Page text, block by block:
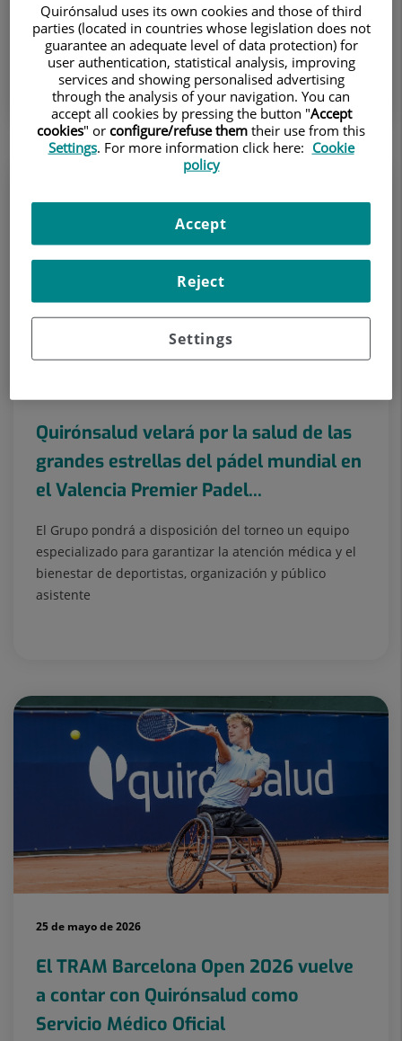
Un reconeixement internacional en cirurgia de
columna
Quirónsalud velará por la salud de las
grandes estrellas del pádel mundial en
el Valencia Premier Padel...
El Grupo pondrá a disposición del torneo un equipo
especializado para garantizar la atención médica y el
bienestar de deportistas, organización y público
asistente
25 de mayo de 2026
El TRAM Barcelona Open 2026 vuelve
a contar con Quirónsalud como
Servicio Médico Oficial
Quirónsalud uses its own cookies and those of third
parties (located in countries whose legislation does not
guarantee an adequate level of data protection) for
user authentication, statistical analysis, improving
services and showing personalised advertising
through the analysis of your navigation. You can
accept all cookies by pressing the button "Accept
cookies" or configure/refuse them their use from this
Settings. For more information click here: Cookie
policy
Settings
Reject
Accept